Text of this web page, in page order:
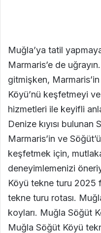
Muğla’ya tatil
Marmaris’e de
gitmişken,
Köyü’nü keşfetmeyi
hizmetleri ile keyifli
Denize kıyısı bulunan
Marmaris’in ve
keşfetmek için,
deneyimlemenizi
Köyü tekne turu 2025
tekne turu rotası.
koyları. Muğla Söğüt
Muğla Söğüt Köyü